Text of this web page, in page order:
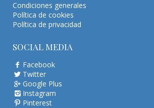
Condiciones generales
Política de cookies
Política de privacidad
SOCIAL MEDIA
Facebook
Twitter
Google Plus
Instagram
Pinterest